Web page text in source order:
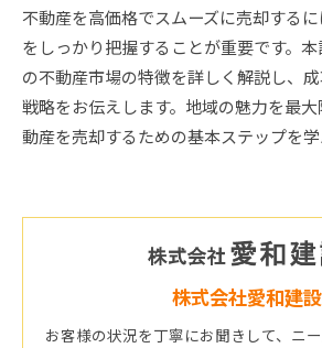
不動産を高価格でスムーズに売却する
をしっかり把握することが重要です。
の不動産市場の特徴を詳しく解説し、
戦略をお伝えします。地域の魅力を最
動産を売却するための基本ステップを学
株式会社愛和建設
お客様の状況を丁寧にお聞きして、ニ